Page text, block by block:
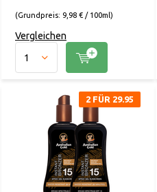
(Grundpreis: 9,98 € / 100ml)
Vergleichen
2 FÜR 29.95